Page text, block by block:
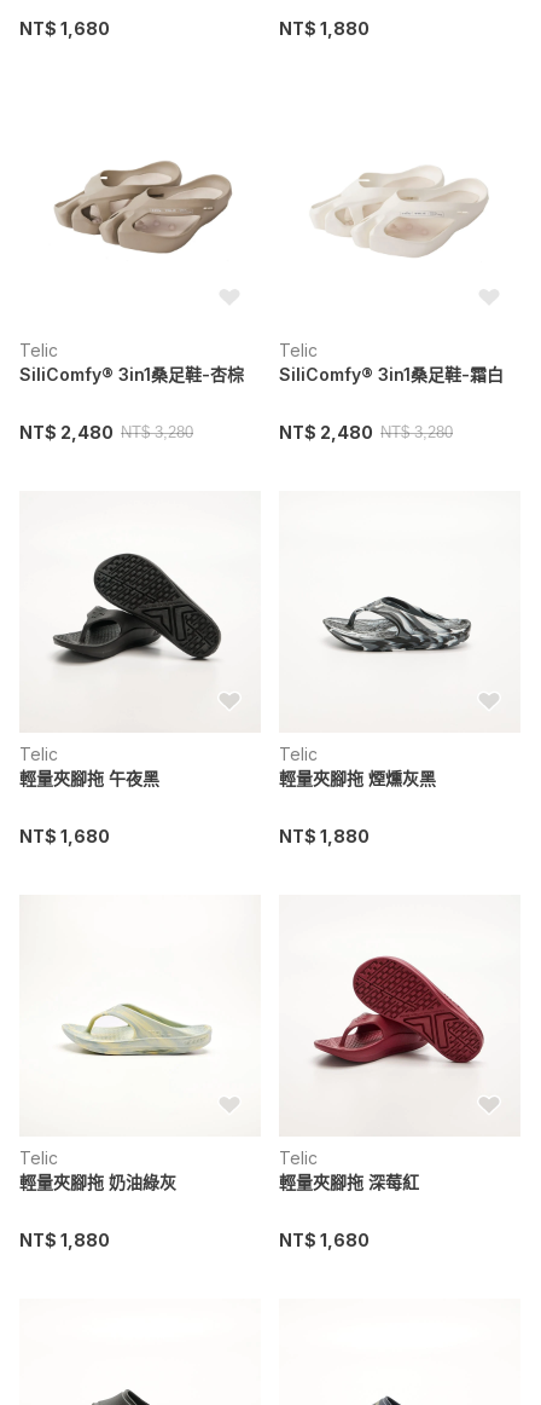
NT$ 1,680 NT$ 1,880
Telic
SiliComfy® 3in1桑足鞋-杏棕
NT$ 2,480 NT$ 3,280
Telic
SiliComfy® 3in1桑足鞋-霜白
NT$ 2,480 NT$ 3,280
Telic
輕量夾腳拖 午夜黑
NT$ 1,680
Telic
輕量夾腳拖 煙燻灰黑
NT$ 1,880
Telic
輕量夾腳拖 奶油綠灰
NT$ 1,880
Telic
輕量夾腳拖 深莓紅
NT$ 1,680